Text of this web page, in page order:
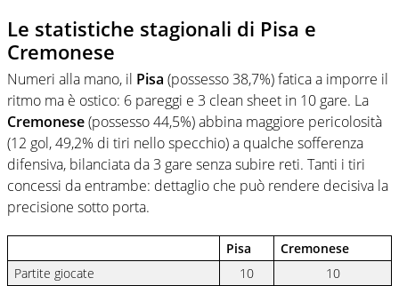
Le statistiche stagionali di Pisa e
Cremonese
Numeri alla mano, il Pisa (possesso 38,7%) fatica a imporre il
ritmo ma è ostico: 6 pareggi e 3 clean sheet in 10 gare. La
Cremonese(possesso 44,5%) abbina maggiore pericolosità
(12 gol, 49,2% di tiri nello specchio) a qualche sofferenza
difensiva, bilanciata da 3 gare senza subire reti. Tanti i tiri
concessi da entrambe: dettaglio che può rendere decisiva la
precisione sotto porta.
Pisa
Cremonese
Partite giocate
10
10